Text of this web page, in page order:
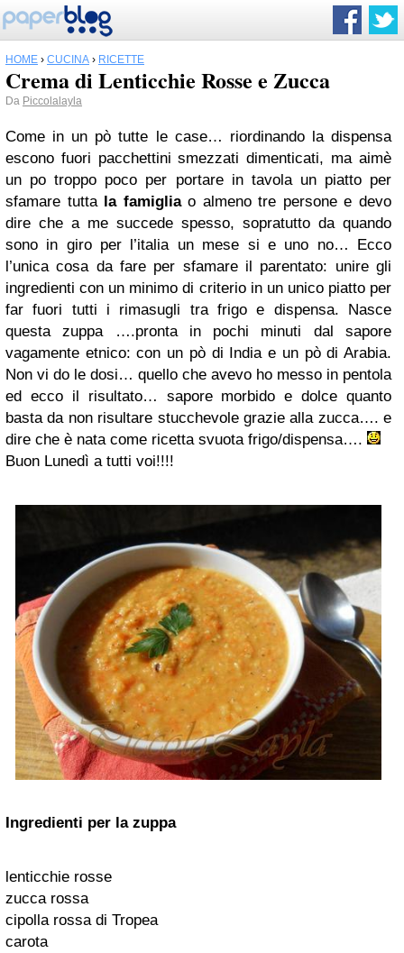
HOME › CUCINA › RICETTE
Crema di Lenticchie Rosse e Zucca
Da Piccolalayla
Come in un pò tutte le case… riordinando la dispensa
escono fuori pacchettini smezzati dimenticati, ma aimè
un po troppo poco per portare in tavola un piatto per
sfamare tutta la famigliao almeno tre persone e devo
dire che a me succede spesso, sopratutto da quando
sono in giro per l’italia un mese si e uno no… Ecco
l’unica cosa da fare per sfamare il parentato: unire gli
ingredienti con un minimo di criterio in un unico piatto per
far fuori tutti i rimasugli tra frigo e dispensa. Nasce
questa zuppa ….pronta in pochi minuti dal sapore
vagamente etnico: con un pò di India e un pò di Arabia.
Non vi do le dosi… quello che avevo ho messo in pentola
ed ecco il risultato… sapore morbido e dolce quanto
basta da non risultare stucchevole grazie alla zucca…. e
dire che è nata come ricetta svuota frigo/dispensa….
Buon Lunedì a tutti voi!!!!
Ingredienti per la zuppa
lenticchie rosse
zucca rossa
cipolla rossa di Tropea
carota